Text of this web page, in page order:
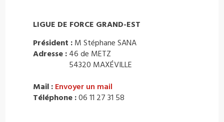
LIGUE DE FORCE GRAND-EST
Président : M Stéphane SANA
Adresse : 46 de METZ
54320 MAXÉVILLE
Mail : Envoyer un mail
Téléphone :06 11 27 31 58